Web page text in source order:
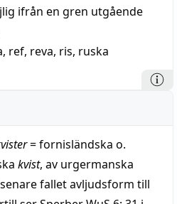
ifrån en gren utgående
, ref, reva, ris, ruska
= fornisländska o.
kvist, av urgermanska
fallet avljudsform till